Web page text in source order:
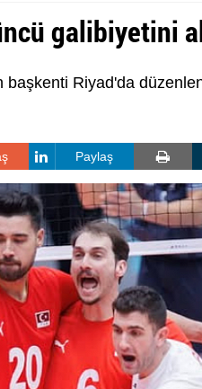
galibiyetini
başkenti Riyad'da
Paylaş